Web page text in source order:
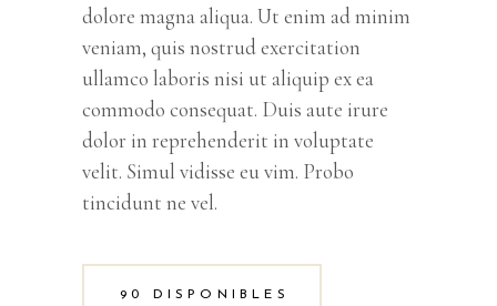
dolore magna aliqua. Ut enim ad minim
veniam, quis nostrud exercitation
ullamco laboris nisi ut aliquip ex ea
commodo consequat. Duis aute irure
dolor in reprehenderit in voluptate
velit. Simul vidisse eu vim. Probo
tincidunt ne vel.
90 DISPONIBLES